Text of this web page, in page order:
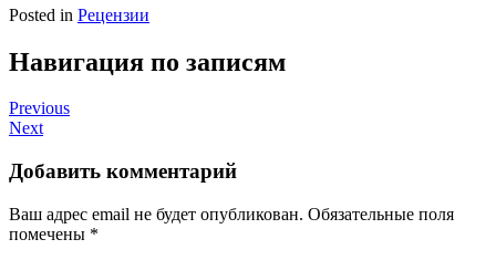
Posted in Рецензии
Навигация по записям
Previous
Next
Добавить комментарий
Ваш адрес email не будет опубликован. Обязательные поля
помечены *